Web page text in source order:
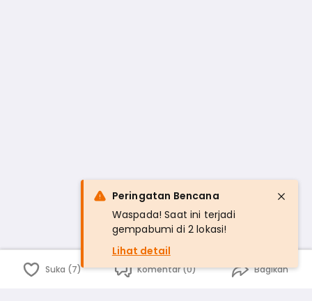
Suka (7) Komentar (0) Bagikan
Peringatan Bencana
Waspada! Saat ini terjadi
gempabumi di 2 lokasi!
Lihat detail